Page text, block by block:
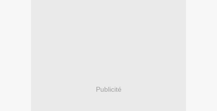
Publicité